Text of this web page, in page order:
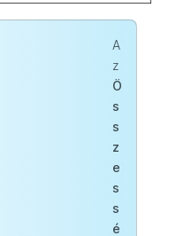
A
z
Ö
s
s
z
e
s
s
é